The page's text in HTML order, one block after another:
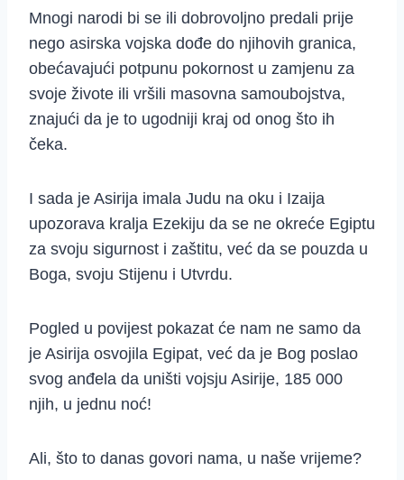
Mnogi narodi bi se ili dobrovoljno predali prije
nego asirska vojska dođe do njihovih granica,
obećavajući potpunu pokornost u zamjenu za
svoje živote ili vršili masovna samoubojstva,
znajući da je to ugodniji kraj od onog što ih
čeka.
I sada je Asirija imala Judu na oku i Izaija
upozorava kralja Ezekiju da se ne okreće Egiptu
za svoju sigurnost i zaštitu, već da se pouzda u
Boga, svoju Stijenu i Utvrdu.
Pogled u povijest pokazat će nam ne samo da
je Asirija osvojila Egipat, već da je Bog poslao
svog anđela da uništi vojsju Asirije, 185 000
njih, u jednu noć!
Ali, što to danas govori nama, u naše vrijeme?